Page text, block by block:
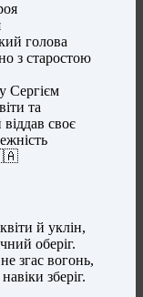
голова
з старостою
Сергієм
та
своє
й уклін,
оберіг.
згас вогонь,
зберіг.